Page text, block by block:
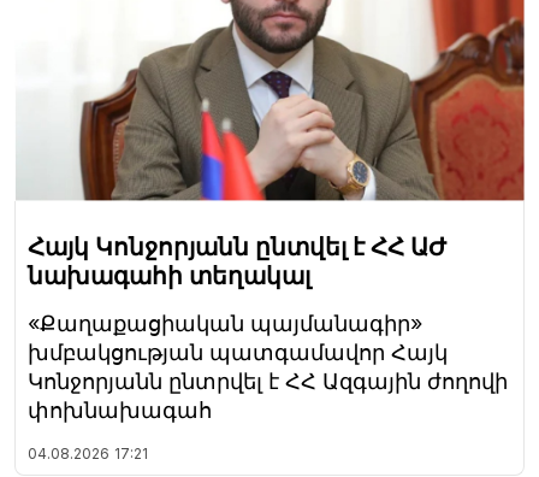
Հայկ Կոնջորյանն ընտվել է ՀՀ ԱԺ
նախագահի տեղակալ
«Քաղաքացիական պայմանագիր»
խմբակցության պատգամավոր Հայկ
Կոնջորյանն ընտրվել է ՀՀ Ազգային ժողովի
փոխնախագահ
04.08.2026 17:21